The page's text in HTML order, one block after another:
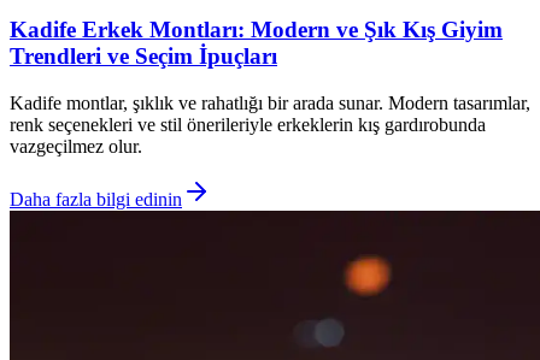
Kadife Erkek Montları: Modern ve Şık Kış Giyim
Trendleri ve Seçim İpuçları
Kadife montlar, şıklık ve rahatlığı bir arada sunar. Modern tasarımlar,
renk seçenekleri ve stil önerileriyle erkeklerin kış gardırobunda
vazgeçilmez olur.
Daha fazla bilgi edinin